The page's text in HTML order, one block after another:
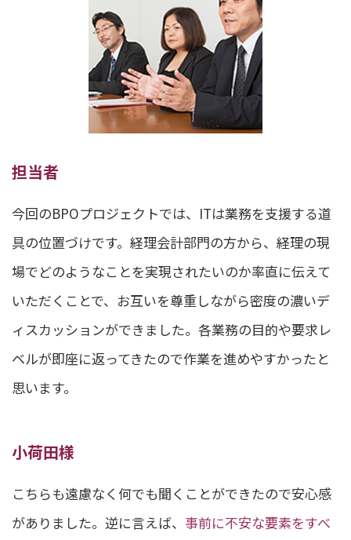
担当者
今回のBPOプロジェクトでは、ITは業務を支援する道
具の位置づけです。経理会計部門の方から、経理の現
場でどのようなことを実現されたいのか率直に伝えて
いただくことで、お互いを尊重しながら密度の濃いデ
ィスカッションができました。各業務の目的や要求レ
ベルが即座に返ってきたので作業を進めやすかったと
思います。
小荷田様
こちらも遠慮なく何でも聞くことができたので安心感
がありました。逆に言えば、 事前に不安な要素をすべ